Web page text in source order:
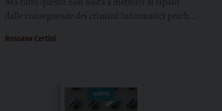
comportarsi l’utente?
dalle conseguenze dei crimini informatici perché
Rossana Certini